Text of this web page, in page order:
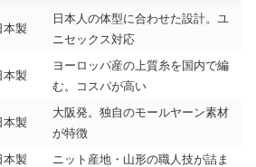
本製
日本人の体型に合わせた設計。ユ
ニセックス対応
本製
ヨーロッパ産の上質糸を国内で編
む。コスパが高い
本製
大阪発。独自のモールヤーン素材
が特徴
本製
ニット産地・山形の職人技が詰ま